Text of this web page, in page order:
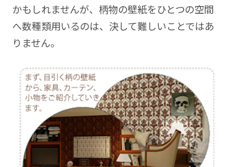
かもしれませんが、柄物の壁紙をひとつの空間
へ数種類用いるのは、決して難しいことではあ
りません。